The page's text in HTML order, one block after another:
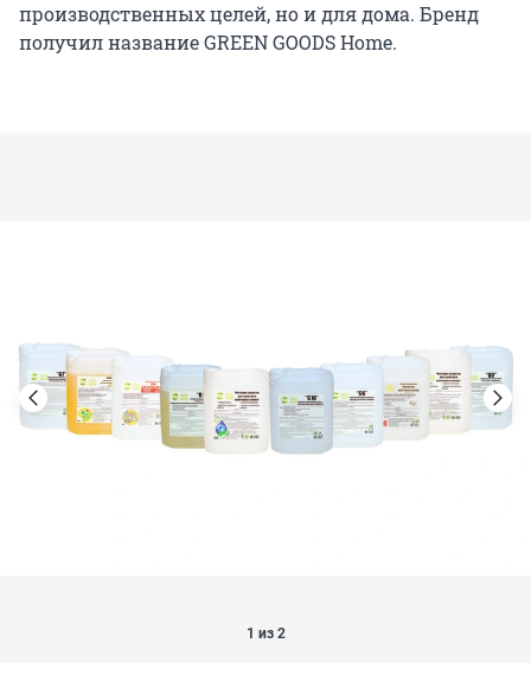
производственных целей, но и для дома. Бренд
получил название GREEN GOODS Home.
1 из 2